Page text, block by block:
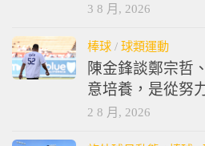
3 8 月, 2026
棒球 / 球類運動
陳金鋒談鄭宗哲
意培養，是從努
2 8 月, 2026